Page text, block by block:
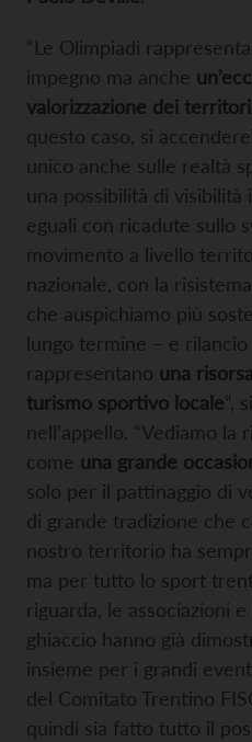
“Le Olimpiadi
impegno ma anche
valorizzazione dei
questo caso, si
unico anche sulle realtà
una possibilità di visibilità
eguali con ricadute sullo
movimento a livello
nazionale, con la
che auspichiamo più
lungo termine – e
rappresentano una
turismo sportivo locale“,
nell’appello. “Vediamo
come una grande
solo per il pattinaggio di
di grande tradizione che
nostro territorio ha
ma per tutto lo sport
riguarda, le associazioni
ghiaccio hanno già
insieme per i grandi
del Comitato Trentino
quindi sia fatto tutto il